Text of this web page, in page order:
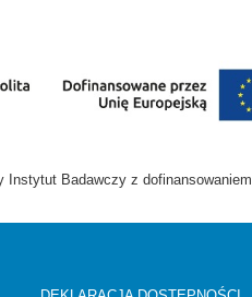
Badawczy z